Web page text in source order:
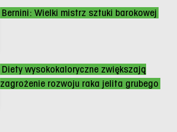
Bernini: Wielki mistrz sztuki barokowej
Diety wysokokaloryczne zwiększają
zagrożenie rozwoju raka jelita grubego